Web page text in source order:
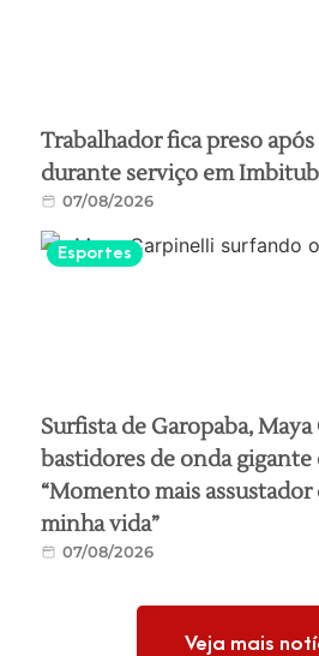
Trabalhador fica preso
durante serviço em
07/08/2026
Esportes
Surfista de Garopaba,
bastidores de onda gigante
“Momento mais
minha vida”
07/08/2026
Veja mais